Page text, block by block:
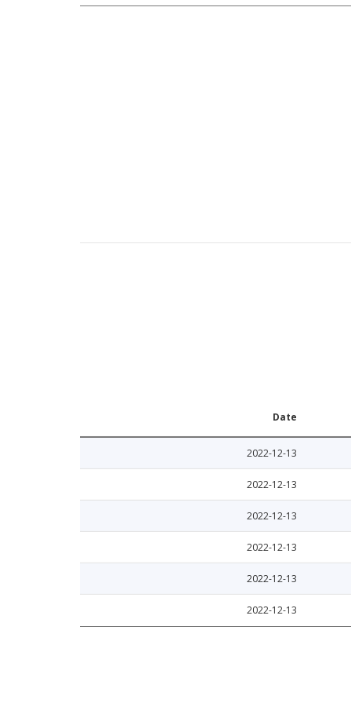
Date
2022-12-13
2022-12-13
2022-12-13
2022-12-13
2022-12-13
2022-12-13